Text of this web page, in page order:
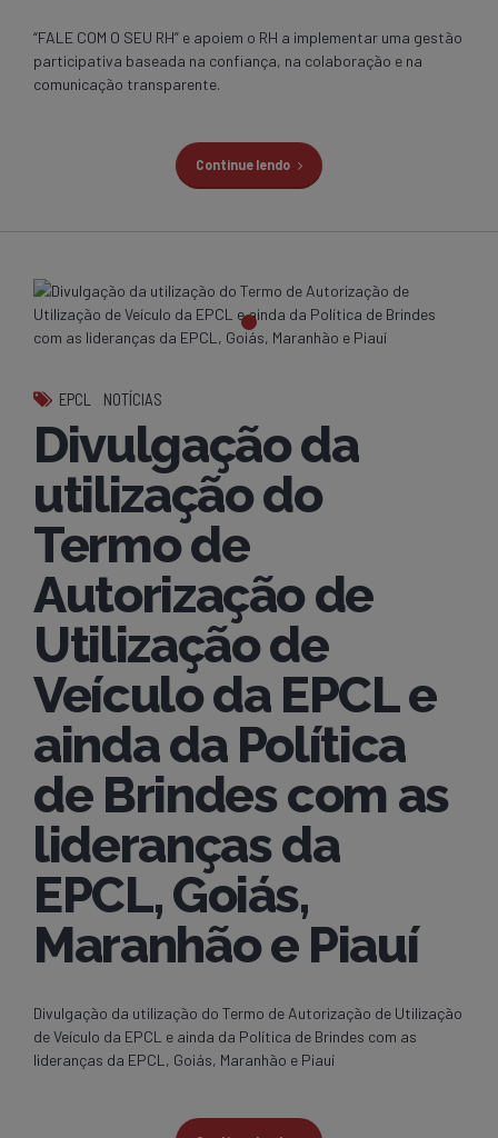
“FALE COM O SEU RH” e apoiem o RH a implementar uma gestão
participativa baseada na confiança, na colaboração e na
comunicação transparente.
Continue lendo
EPCL NOTÍCIAS
Divulgação da
utilização do
Termo de
Autorização de
Utilização de
Veículo da EPCL e
ainda da Política
de Brindes com as
lideranças da
EPCL, Goiás,
Maranhão e Piauí
Divulgação da utilização do Termo de Autorização de Utilização
de Veículo da EPCL e ainda da Política de Brindes com as
lideranças da EPCL, Goiás, Maranhão e Piauí